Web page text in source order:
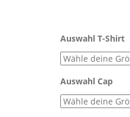
Auswahl T-Shirt
Auswahl Cap